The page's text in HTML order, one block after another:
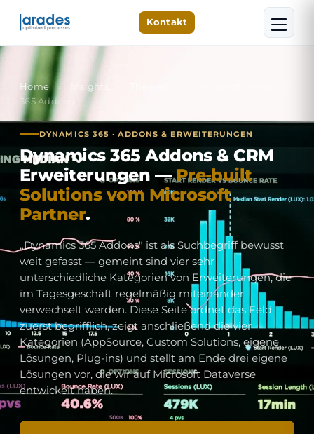
Kontakt
Home › Insights
365 Addons
DYNAMICS 365 · ADDONS & ERWEITERUNGEN
Dynamics 365 Addons & CRM
Erweiterungen —Pre-built
Solutions vom Microsoft
Partner.
„Dynamics 365 Addons" ist als Suchbegriff bewusst
weit gefasst — gemeint sind vier sehr
unterschiedliche Kategorien von Erweiterungen, die
im Tagesgeschäft regelmäßig miteinander
verwechselt werden. Diese Seite ordnet das Feld
zuerst begrifflich, zeigt anschließend die vier
Kategorien (AppSource, Custom Solutions, eigene
Lösungen, Plug-ins) und stellt am Ende drei eigene
Lösungen vor, die wir auf Microsoft Dataverse
entwickelt haben.